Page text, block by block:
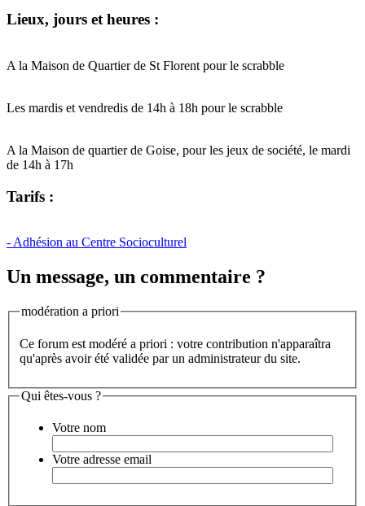
Lieux, jours et heures :
A la Maison de Quartier de St Florent pour le scrabble
Les mardis et vendredis de 14h à 18h pour le scrabble
A la Maison de quartier de Goise, pour les jeux de société, le mardi
de 14h à 17h
Tarifs :
- Adhésion au Centre Socioculturel
Un message, un commentaire ?
modération a priori
Ce forum est modéré a priori : votre contribution n'apparaîtra
qu'après avoir été validée par un administrateur du site.
Qui êtes-vous ?
Votre nom
Votre adresse email